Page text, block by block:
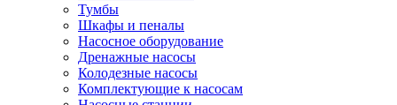
Тумбы
Шкафы и пеналы
Насосное оборудование
Дренажные насосы
Колодезные насосы
Комплектующие к насосам